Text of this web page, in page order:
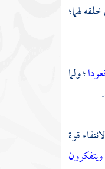
لهما؛
؛ ولما
قوة
ويتفكرون